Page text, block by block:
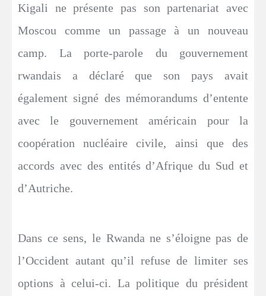
Kigali ne présente pas son partenariat avec
Moscou comme un passage à un nouveau
camp. La porte-parole du gouvernement
rwandais a déclaré que son pays avait
également signé des mémorandums d’entente
avec le gouvernement américain pour la
coopération nucléaire civile, ainsi que des
accords avec des entités d’Afrique du Sud et
d’Autriche.
Dans ce sens, le Rwanda ne s’éloigne pas de
l’Occident autant qu’il refuse de limiter ses
options à celui-ci. La politique du président